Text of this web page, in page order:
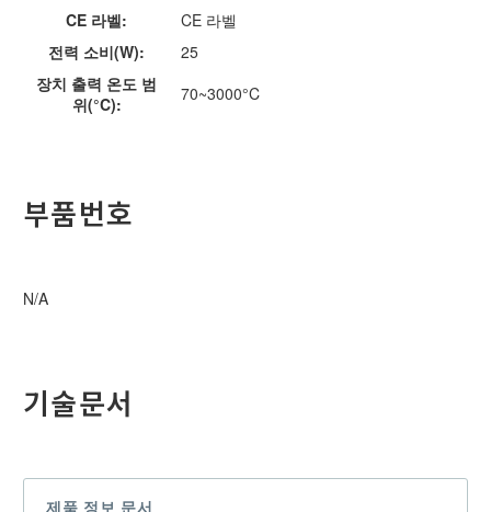
CE 라벨:
CE 라벨
전력 소비(W):
25
장치 출력 온도 범
위(°C):
70~3000°C
부품번호
N/A
기술문서
제품 정보 문서